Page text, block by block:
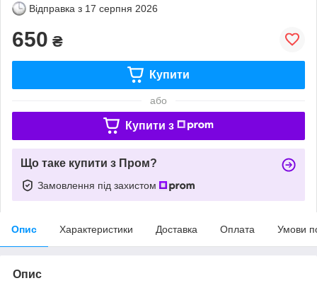
Відправка з 17 серпня 2026
650 ₴
Купити
або
Купити з
Що таке купити з Пром?
Замовлення під захистом
Опис Характеристики Доставка Оплата Умови
Опис